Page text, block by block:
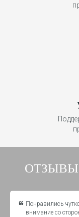
Понравились
внимание со